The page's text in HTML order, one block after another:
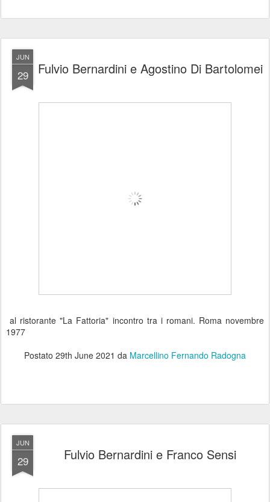
JUN
29 Fulvio Bernardini e Agostino Di Bartolomei
al ristorante "La Fattoria" incontro tra i romani. Roma novembre
1977
Postato 29th June 2021 da Marcellino Fernando Radogna
JUN
29 Fulvio Bernardini e Franco Sensi